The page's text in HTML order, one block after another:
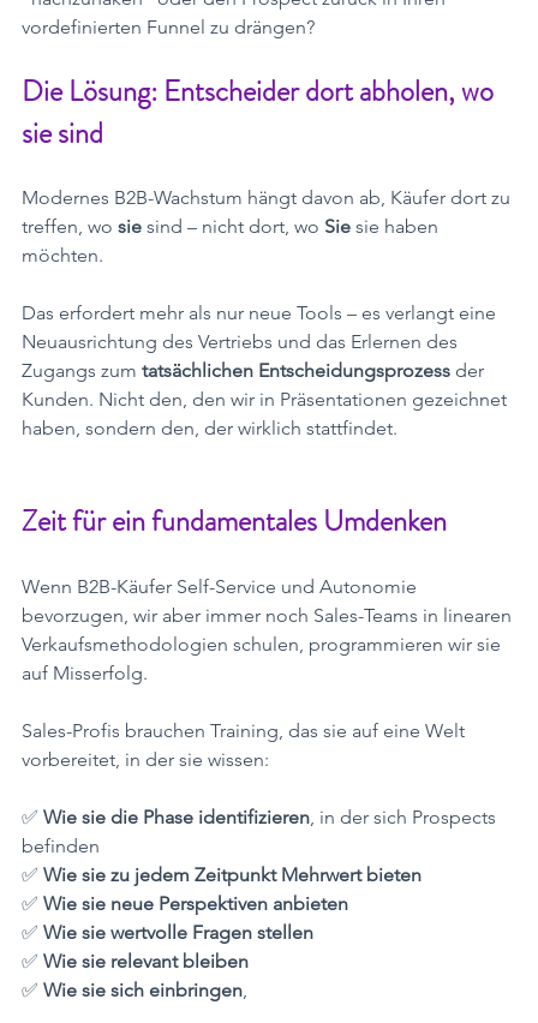
vordefinierten Funnel zu drängen?
Die Lösung: Entscheider dort abholen, wo
sie sind
Modernes B2B-Wachstum hängt davon ab, Käufer dort zu
treffen, wo sie sind – nicht dort, wo Sie sie haben
möchten.
Das erfordert mehr als nur neue Tools – es verlangt eine
Neuausrichtung des Vertriebs und das Erlernen des
Zugangs zum tatsächlichen Entscheidungsprozess der
Kunden. Nicht den, den wir in Präsentationen gezeichnet
haben, sondern den, der wirklich stattfindet.
Zeit für ein fundamentales Umdenken
Wenn B2B-Käufer Self-Service und Autonomie
bevorzugen, wir aber immer noch Sales-Teams in linearen
Verkaufsmethodologien schulen, programmieren wir sie
auf Misserfolg.
Sales-Profis brauchen Training, das sie auf eine Welt
vorbereitet, in der sie wissen:
✅ Wie sie die Phase identifizieren , in der sich Prospects
befinden
✅ Wie sie zu jedem Zeitpunkt Mehrwert bieten
✅ Wie sie neue Perspektiven anbieten
✅ Wie sie wertvolle Fragen stellen
✅ Wie sie relevant bleiben
✅ Wie sie sich einbringen